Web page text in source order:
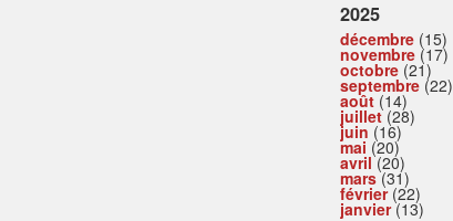
2025
décembre (15)
novembre (17)
octobre (21)
septembre (22)
août (14)
juillet(28)
juin (16)
mai (20)
avril(20)
mars(31)
février(22)
janvier(13)